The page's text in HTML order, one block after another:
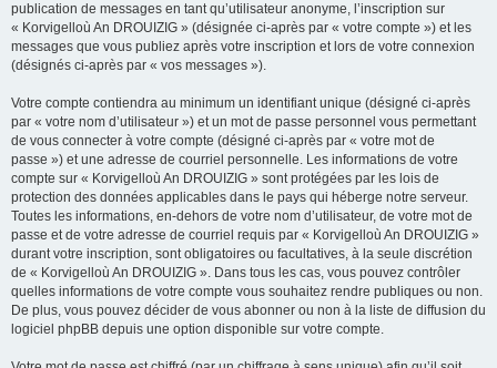
publication de messages en tant qu’utilisateur anonyme, l’inscription sur
« Korvigelloù An DROUIZIG » (désignée ci-après par « votre compte ») et les
messages que vous publiez après votre inscription et lors de votre connexion
(désignés ci-après par « vos messages »).
Votre compte contiendra au minimum un identifiant unique (désigné ci-après
par « votre nom d’utilisateur ») et un mot de passe personnel vous permettant
de vous connecter à votre compte (désigné ci-après par « votre mot de
passe ») et une adresse de courriel personnelle. Les informations de votre
compte sur « Korvigelloù An DROUIZIG » sont protégées par les lois de
protection des données applicables dans le pays qui héberge notre serveur.
Toutes les informations, en-dehors de votre nom d’utilisateur, de votre mot de
passe et de votre adresse de courriel requis par « Korvigelloù An DROUIZIG »
durant votre inscription, sont obligatoires ou facultatives, à la seule discrétion
de « Korvigelloù An DROUIZIG ». Dans tous les cas, vous pouvez contrôler
quelles informations de votre compte vous souhaitez rendre publiques ou non.
De plus, vous pouvez décider de vous abonner ou non à la liste de diffusion du
logiciel phpBB depuis une option disponible sur votre compte.